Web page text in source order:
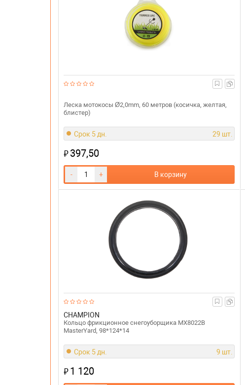
Леска мотокосы Ø2,0mm, 60 метров (косичка, желтая,
блистер)
Срок 5 дн. 29 шт.
₽397,50
- + В корзину
CHAMPION
Кольцо фрикционное снегоуборщика MX8022B
MasterYard, 98*124*14
Срок 5 дн. 9 шт.
₽1 120